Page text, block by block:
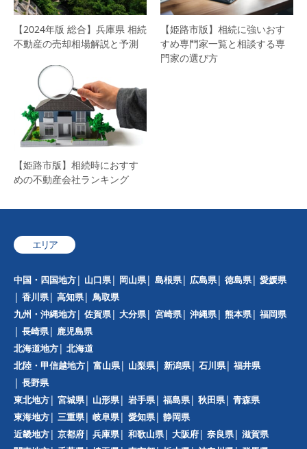
【2024年版 総合】兵庫県 相続
不動産の売却相場解説と予測
【姫路市版】相続に強いおす
すめ専門家一覧と相談する専
門家の選び方
【姫路市版】相続時におすす
めの不動産会社ランキング
エリア
中国・四国地方 山口県 岡山県 島根県 広島県 徳島県
愛媛県
香川県
高知県
鳥取県
九州・沖縄地方
佐賀県 大分県 宮崎県 沖縄県 熊本県
福岡県
長崎県
鹿児島県
北海道地方
北海道
北陸・甲信越地方
富山県 山梨県 新潟県 石川県
福井県
長野県
東北地方
宮城県 山形県 岩手県 福島県 秋田県
青森県
東海地方
三重県 岐阜県 愛知県
静岡県
近畿地方
京都府 兵庫県 和歌山県 大阪府 奈良県
滋賀県